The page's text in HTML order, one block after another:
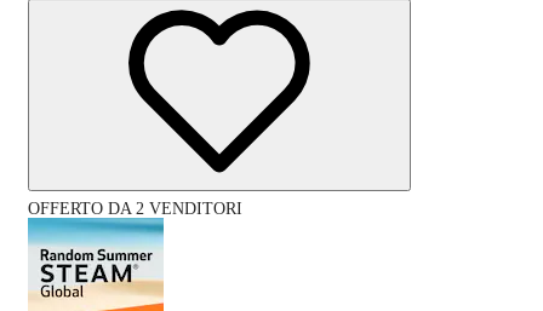
OFFERTO DA 2 VENDITORI